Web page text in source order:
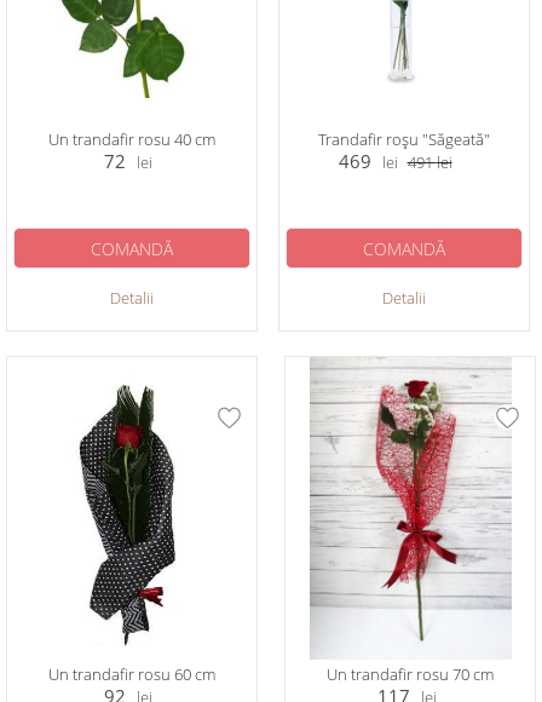
Un trandafir rosu 40 cm
72 lei
Detalii
COMANDĂ
Trandafir roșu "Săgeată"
469 lei 491lei
Detalii
COMANDĂ
Un trandafir rosu 60 cm
92 lei
Un trandafir rosu 70 cm
117 lei